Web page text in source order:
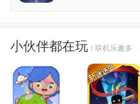
小伙伴都在玩 / 联机乐趣多